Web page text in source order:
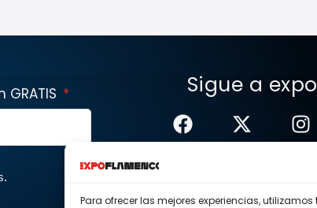
Para ofrecer las mejores experiencias,
Sigue a